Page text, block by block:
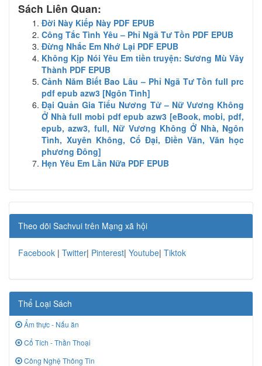
Sách Liên Quan:
Đời Này Kiếp Này PDF EPUB
Công Tắc Tình Yêu – Phỉ Ngã Tư Tồn PDF EPUB
Đừng Nhắc Em Nhớ Lại PDF EPUB
Không Kịp Nói Yêu Em tiền truyện: Sương Mù Vây
Thành PDF EPUB
Cảnh Năm Biết Bao Lâu – Phỉ Ngã Tư Tồn full prc
pdf epub azw3 [Ngôn Tình]
Đại Quản Gia Tiểu Nương Tử – Nữ Vương Không
Ở Nhà full mobi pdf epub azw3 [eBook, mobi, pdf,
epub, azw3, full, Nữ Vương Không Ở Nhà, Ngôn
Tình, Xuyên Không, Cổ Đại, Điền Văn, Văn học
phương Đông]
Hẹn Yêu Em Lần Nữa PDF EPUB
Theo dõi Sachvui trên Mạng xã hội
Facebook | Twitter| Pinterest| Youtube| Tiktok
Thể Loại Sách
Ẩm thực - Nấu ăn
Cổ Tích - Thần Thoại
Công Nghệ Thông Tin